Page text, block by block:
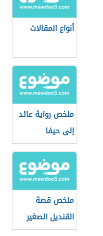
أنواع المقالات
ملخص رواية عائد
إلى حيفا
ملخص قصة
القنديل الصغير